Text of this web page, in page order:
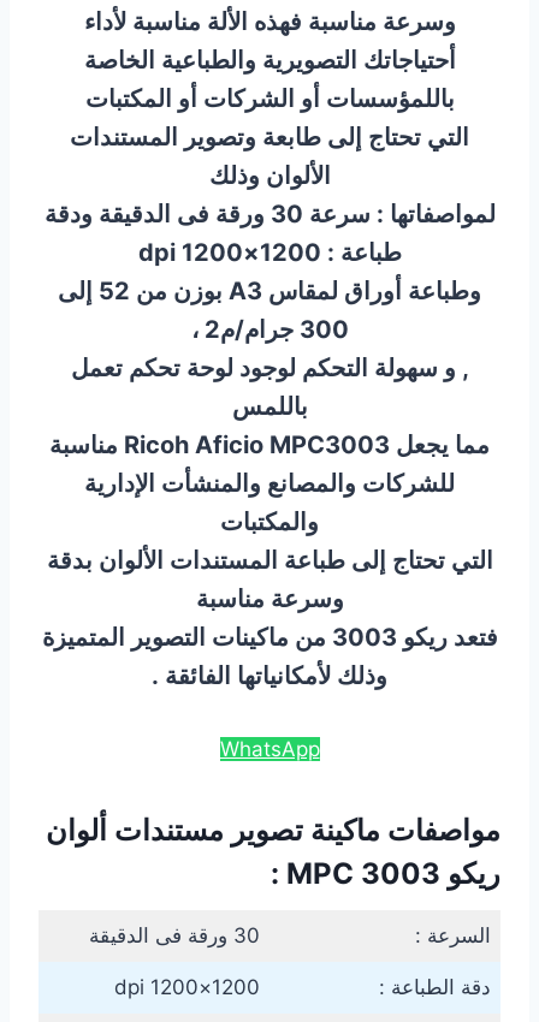
وسرعة مناسبة فهذه الألة مناسبة لأداء
أحتياجاتك التصويرية والطباعية الخاصة
باللمؤسسات أو الشركات أو المكتبات
التي تحتاج إلى طابعة وتصوير المستندات
الألوان وذلك
لمواصفاتها : سرعة 30 ورقة فى الدقيقة ودقة
طباعة : 1200×1200 dpi
وطباعة أوراق لمقاس A3 بوزن من 52 إلى
300 جرام/م2 ،
, و سهولة التحكم لوجود لوحة تحكم تعمل
باللمس
مما يجعل Ricoh Aficio MPC3003 مناسبة
للشركات والمصانع والمنشأت الإدارية
والمكتبات
التي تحتاج إلى طباعة المستندات الألوان بدقة
وسرعة مناسبة
فتعد ريكو 3003 من ماكينات التصوير المتميزة
وذلك لأمكانياتها الفائقة .
WhatsApp
مواصفات ماكينة تصوير مستندات ألوان
ريكو MPC 3003 :
السرعة : 30 ورقة فى الدقيقة
دقة الطباعة : 1200×1200 dpi